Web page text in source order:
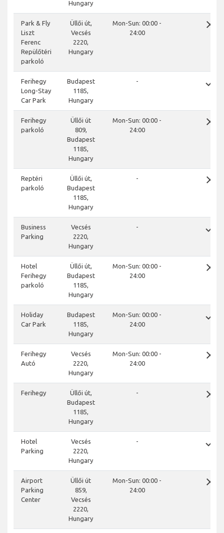
Hungary
Park & Fly
Liszt
Ferenc
Repülőtéri
parkoló
Üllői út,
Vecsés
2220,
Hungary
Mon-Sun: 00:00 -
24:00
close
Ferihegy
Long-Stay
Car Park
Budapest
1185,
Hungary
- done
Ferihegy
parkoló
Üllői út
809,
Budapest
1185,
Hungary
Mon-Sun: 00:00 -
24:00
close
Reptéri
parkoló
Üllői út,
Budapest
1185,
Hungary
- close
Business
Parking
Vecsés
2220,
Hungary
- done
Hotel
Ferihegy
parkoló
Üllői út,
Budapest
1185,
Hungary
Mon-Sun: 00:00 -
24:00
close
Holiday
Car Park
Budapest
1185,
Hungary
Mon-Sun: 00:00 -
24:00
done
Ferihegy
Autó
Vecsés
2220,
Hungary
Mon-Sun: 00:00 -
24:00
close
Ferihegy
Üllői út,
Budapest
1185,
Hungary
- close
Hotel
Parking
Vecsés
2220,
Hungary
- done
Airport
Parking
Center
Üllői út
859,
Vecsés
2220,
Hungary
Mon-Sun: 00:00 -
24:00
close